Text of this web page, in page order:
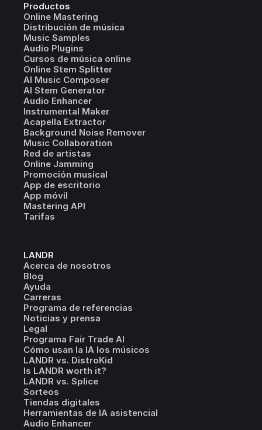
Productos
Online Mastering
Distribución de música
Music Samples
Audio Plugins
Cursos de música online
Online Stem Splitter
AI Music Composer
AI Stem Generator
Audio Enhancer
Instrumental Maker
Acapella Extractor
Background Noise Remover
Music Collaboration
Red de artistas
Online Jamming
Promoción musical
App de escritorio
App móvil
Mastering API
Tarifas
LANDR
Acerca de nosotros
Blog
Ayuda
Carreras
Programa de referencias
Noticias y prensa
Legal
Programa Fair Trade AI
Cómo usan la IA los músicos
LANDR vs. DistroKid
Is LANDR worth it?
LANDR vs. Splice
Sorteos
Tiendas digitales
Herramientas de IA asistencial
Audio Enhancer